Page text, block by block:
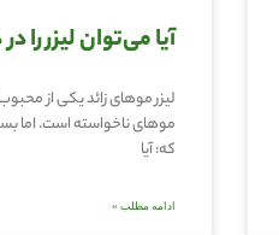
آیا می‌توان لیزر را
لیزر موهای زائد یکی از
موهای ناخواسته است. اما
که: آیا
ادامه مطلب »